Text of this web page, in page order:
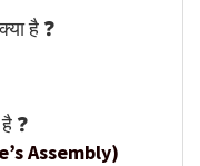
है ❓
❓
Assembly)